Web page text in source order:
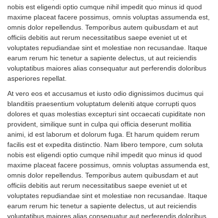
nobis est eligendi optio cumque nihil impedit quo minus id quod
maxime placeat facere possimus, omnis voluptas assumenda est,
omnis dolor repellendus. Temporibus autem quibusdam et aut
officiis debitis aut rerum necessitatibus saepe eveniet ut et
voluptates repudiandae sint et molestiae non recusandae. Itaque
earum rerum hic tenetur a sapiente delectus, ut aut reiciendis
voluptatibus maiores alias consequatur aut perferendis doloribus
asperiores repellat.
At vero eos et accusamus et iusto odio dignissimos ducimus qui
blanditiis praesentium voluptatum deleniti atque corrupti quos
dolores et quas molestias excepturi sint occaecati cupiditate non
provident, similique sunt in culpa qui officia deserunt mollitia
animi, id est laborum et dolorum fuga. Et harum quidem rerum
facilis est et expedita distinctio. Nam libero tempore, cum soluta
nobis est eligendi optio cumque nihil impedit quo minus id quod
maxime placeat facere possimus, omnis voluptas assumenda est,
omnis dolor repellendus. Temporibus autem quibusdam et aut
officiis debitis aut rerum necessitatibus saepe eveniet ut et
voluptates repudiandae sint et molestiae non recusandae. Itaque
earum rerum hic tenetur a sapiente delectus, ut aut reiciendis
voluptatibus maiores alias consequatur aut perferendis doloribus